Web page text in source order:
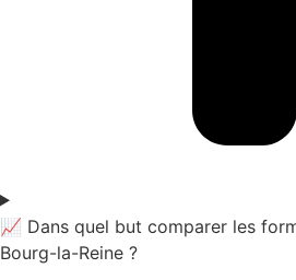
📈 Dans quel but comparer les
Bourg-la-Reine ?